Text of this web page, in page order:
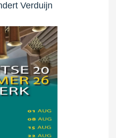
Verduijn